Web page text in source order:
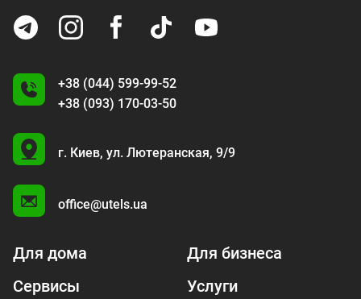
+38 (044) 599-99-52
+38 (093) 170-03-50
U
г. Киев, ул. Лютеранская, 9/9
office@utels.ua
Для дома
Для бизнеса
Сервисы
Услуги